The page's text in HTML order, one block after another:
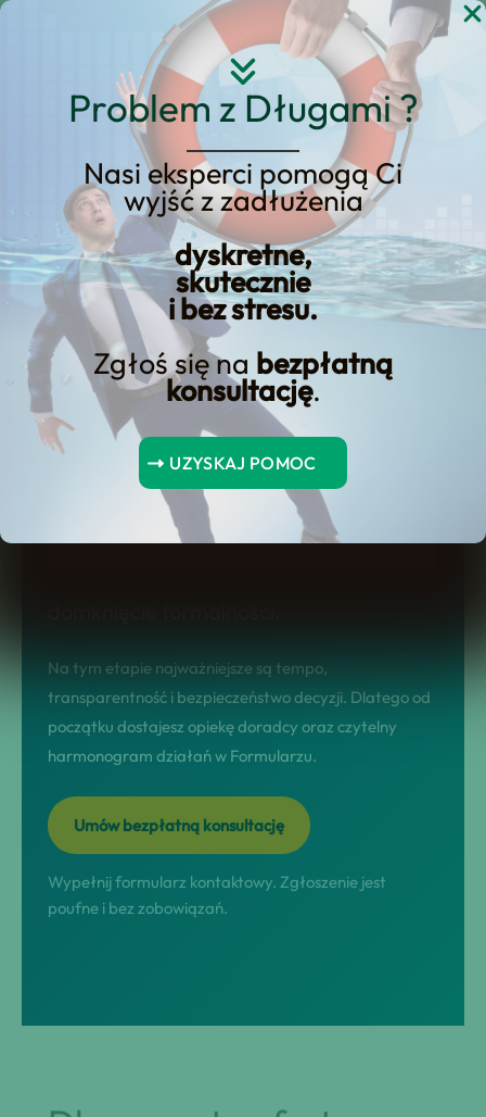
Problem z Długami ?
Nasi eksperci pomogą Ci
wyjść z zadłużenia
dyskretne,
skutecznie
i bez stresu.
Zgłoś się na bezpłatną
konsultację.
UZYSKAJ POMOC
Przejdź
KREDYT123.PL – OFERTA SPRZEDAŻOWA
czy wniosek o upadłość
konsumencką musi być
na formularzu
czy wniosek o upadłość konsumencką
musi być na formularzu to usługa, którą
prowadzimy w modelu nastawionym na
wynik: diagnoza sytuacji, dobór
Na tym etapie najważniejsze są tempo,
transparentność i bezpieczeństwo decyzji. Dlatego od
początku dostajesz opiekę doradcy oraz czytelny
harmonogram działań w Formularzu.
Umów bezpłatną konsultację
Wypełnij formularz kontaktowy. Zgłoszenie jest
poufne i bez zobowiązań.